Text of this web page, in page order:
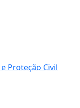
Proteção Civil